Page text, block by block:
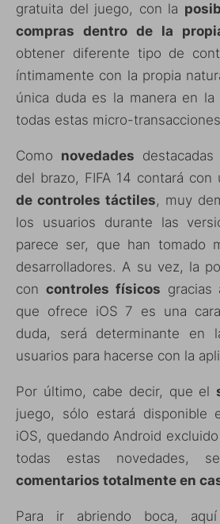
gratuita del juego, con la
compras dentro de la
obtener diferente tipo de
íntimamente con la propia
única duda es la manera en la
todas estas micro-
Como novedades
del brazo, FIFA 14 contará con
de controles táctiles, muy
los usuarios durante las
parece ser, que han tomado
desarrolladores. A su vez, la
con controles físicos gracias
que ofrece iOS 7 es una
duda, será determinante en
usuarios para hacerse con la
Por último, cabe decir, que el
juego, sólo estará disponible
iOS, quedando Android
todas estas novedades,
comentarios totalmente en
Para ir abriendo boca,